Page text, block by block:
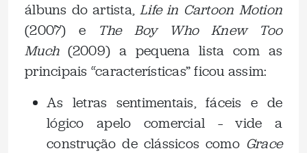
álbuns do artista,Life in Cartoon Motion
(2007) e
The Boy Who Knew Too
Much (2009) a pequena lista com as
principais “características” ficou assim:
As letras sentimentais, fáceis e de
lógico apelo comercial – vide a
construção de clássicos como Grace